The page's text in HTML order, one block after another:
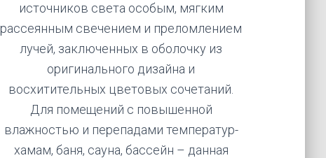
источников света особым, мягким
рассеянным свечением и преломлением
лучей, заключенных в оболочку из
оригинального дизайна и
восхитительных цветовых сочетаний.
Для помещений с повышенной
влажностью и перепадами температур-
хамам, баня, сауна, бассейн – данная